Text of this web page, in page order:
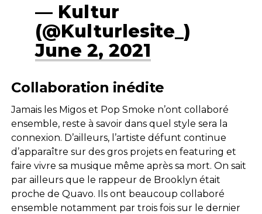
— Kultur
(@Kulturlesite_)
June 2, 2021
Collaboration inédite
Jamais les Migos et Pop Smoke n’ont collaboré
ensemble, reste à savoir dans quel style sera la
connexion. D’ailleurs, l’artiste défunt continue
d’apparaître sur des gros projets en featuring et
faire vivre sa musique même après sa mort. On sait
par ailleurs que le rappeur de Brooklyn était
proche de Quavo. Ils ont beaucoup collaboré
ensemble notamment par trois fois sur le dernier